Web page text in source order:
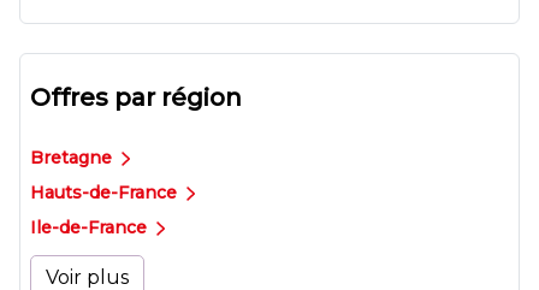
Offres par région
Bretagne
Hauts-de-France
Ile-de-France
Voir plus